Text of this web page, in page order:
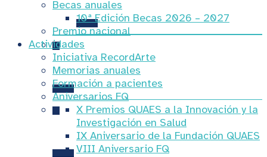
VI Congreso MS
Seminarios Científicos
Ateneo Félix Prieto
Becas anuales
10ª Edición Becas 2026 – 2027
Premio nacional
Actividades
Iniciativa RecordArte
Memorias anuales
Formación a pacientes
Aniversarios FQ
X Premios QUAES a la Innovación y la
Investigación en Salud
IX Aniversario de la Fundación QUAES
VIII Aniversario FQ